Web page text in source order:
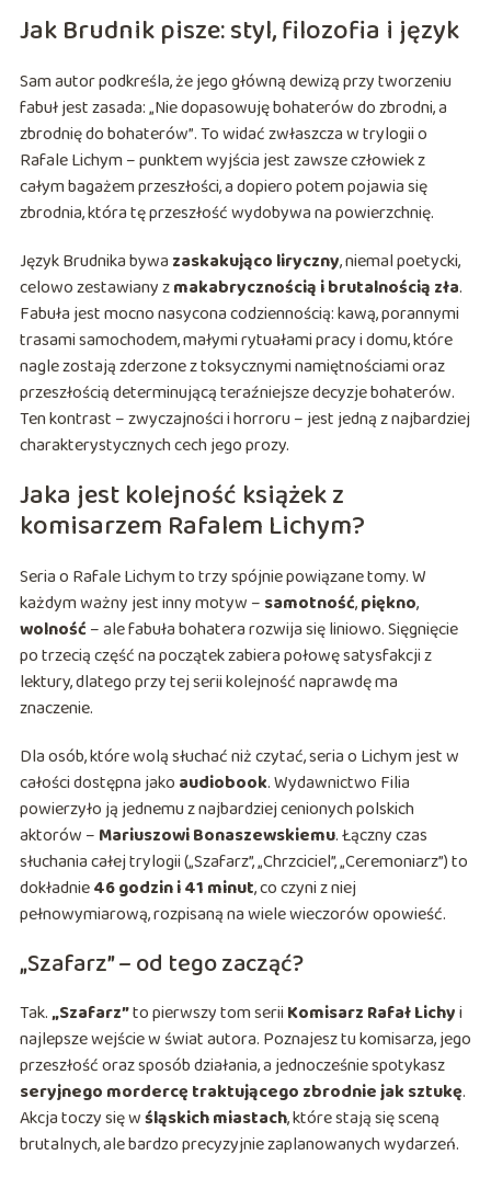
Jak Brudnik pisze: styl, filozofia i język
Sam autor podkreśla, że jego główną dewizą przy tworzeniu
fabuł jest zasada:„Nie dopasowuję bohaterów do zbrodni, a
zbrodnię do bohaterów”. To widać zwłaszcza w trylogii o
Rafale Lichym – punktem wyjścia jest zawsze człowiek z
całym bagażem przeszłości, a dopiero potem pojawia się
zbrodnia, która tę przeszłość wydobywa na powierzchnię.
Język Brudnika bywa zaskakująco liryczny, niemal poetycki,
celowo zestawiany zmakabrycznością i brutalnością zła.
Fabuła jest mocno nasycona codziennością: kawą, porannymi
trasami samochodem, małymi rytuałami pracy i domu, które
nagle zostają zderzone z toksycznymi namiętnościami oraz
przeszłością determinującą teraźniejsze decyzje bohaterów.
Ten kontrast – zwyczajności i horroru – jest jedną z najbardziej
charakterystycznych cech jego prozy.
Jaka jest kolejność książek z
komisarzem Rafalem Lichym?
Seria o Rafale Lichym to trzy spójnie powiązane tomy. W
każdym ważny jest inny motyw – samotność,piękno,
wolność – ale fabuła bohatera rozwija się liniowo. Sięgnięcie
po trzecią część na początek zabiera połowę satysfakcji z
lektury, dlatego przy tej serii kolejność naprawdę ma
znaczenie.
Dla osób, które wolą słuchać niż czytać, seria o Lichym jest w
całości dostępna jako audiobook. Wydawnictwo Filia
powierzyło ją jednemu z najbardziej cenionych polskich
aktorów – Mariuszowi Bonaszewskiemu. Łączny czas
słuchania całej trylogii („Szafarz”, „Chrzciciel”, „Ceremoniarz”) to
dokładnie46 godzin i 41 minut, co czyni z niej
pełnowymiarową, rozpisaną na wiele wieczorów opowieść.
„Szafarz” – od tego zacząć?
Tak.„Szafarz”to pierwszy tom serii Komisarz Rafał Lichyi
najlepsze wejście w świat autora. Poznajesz tu komisarza, jego
przeszłość oraz sposób działania, a jednocześnie spotykasz
seryjnego mordercę traktującego zbrodnie jak sztukę.
Akcja toczy się wśląskich miastach, które stają się sceną
brutalnych, ale bardzo precyzyjnie zaplanowanych wydarzeń.